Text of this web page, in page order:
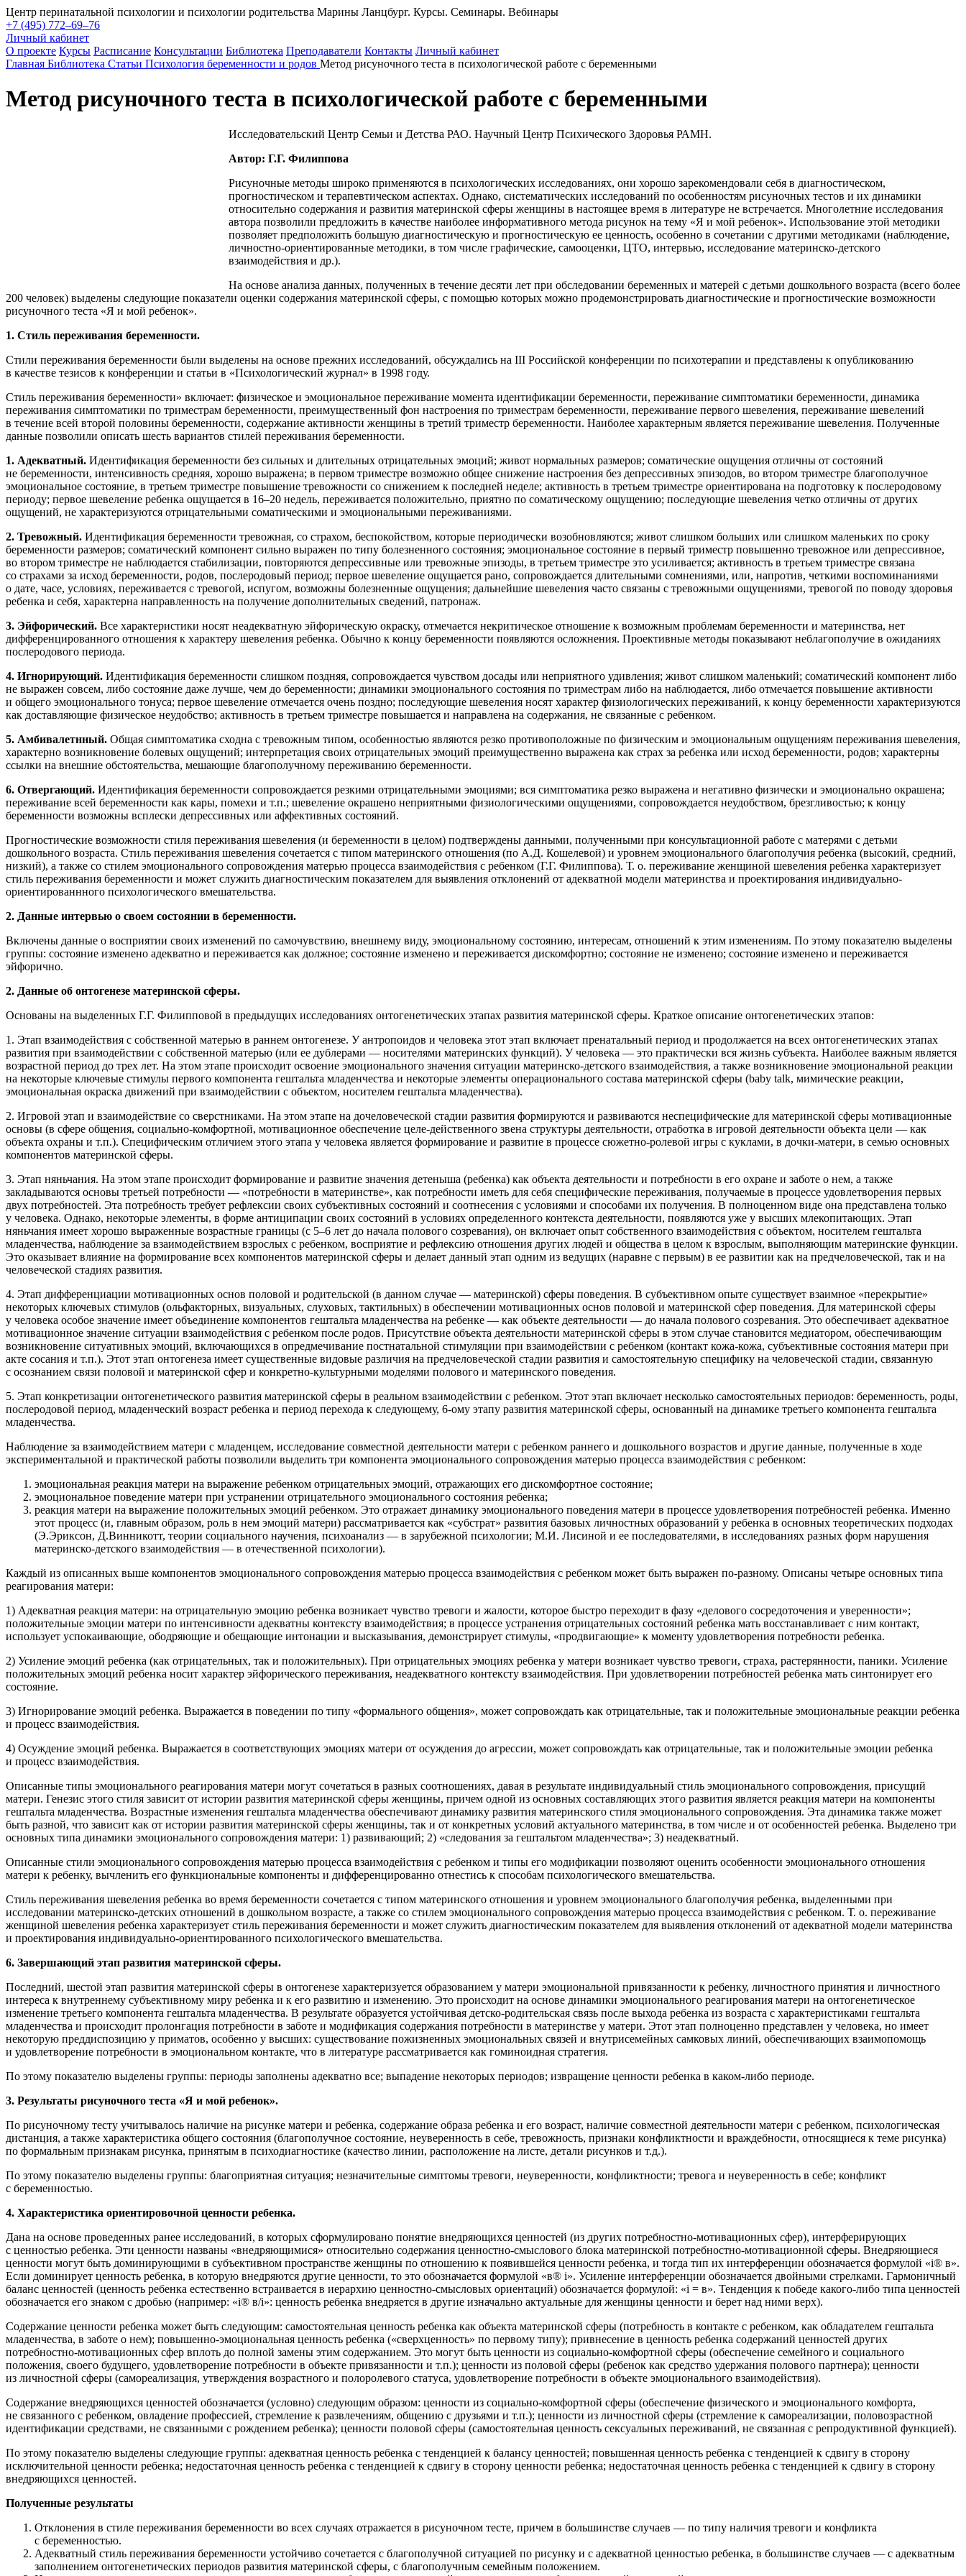
Центр перинатальной психологии и психологии родительства Марины Ланцбург. Курсы. Семинары. Вебинары
+7 (495) 772–69–76
Личный кабинет
О проекте Курсы Расписание Консультации Библиотека Преподаватели Контакты Личный кабинет
Главная Библиотека Статьи Психология беременности и родов Метод рисуночного теста в психологической работе с беременными
Метод рисуночного теста в психологической работе с беременными
Исследовательский Центр Семьи и Детства РАО. Научный Центр Психического Здоровья РАМН.
Автор: Г.Г. Филиппова
Рисуночные методы широко применяются в психологических исследованиях, они хорошо зарекомендовали себя в диагностическом,
прогностическом и терапевтическом аспектах. Однако, систематических исследований по особенностям рисуночных тестов и их динамики
относительно содержания и развития материнской сферы женщины в настоящее время в литературе не встречается. Многолетние исследования
автора позволили предложить в качестве наиболее информативного метода рисунок на тему «Я и мой ребенок». Использование этой методики
позволяет предположить большую диагностическую и прогностическую ее ценность, особенно в сочетании с другими методиками (наблюдение,
личностно-ориентированные методики, в том числе графические, самооценки, ЦТО, интервью, исследование материнско-детского
взаимодействия и др.).
На основе анализа данных, полученных в течение десяти лет при обследовании беременных и матерей с детьми дошкольного возраста (всего более
200 человек) выделены следующие показатели оценки содержания материнской сферы, с помощью которых можно продемонстрировать диагностические и прогностические возможности
рисуночного теста «Я и мой ребенок».
1. Стиль переживания беременности.
Стили переживания беременности были выделены на основе прежних исследований, обсуждались на III Российской конференции по психотерапии и представлены к опубликованию
в качестве тезисов к конференции и статьи в «Психологический журнал» в 1998 году.
Стиль переживания беременности» включает: физическое и эмоциональное переживание момента идентификации беременности, переживание симптоматики беременности, динамика
переживания симптоматики по триместрам беременности, преимущественный фон настроения по триместрам беременности, переживание первого шевеления, переживание шевелений
в течение всей второй половины беременности, содержание активности женщины в третий триместр беременности. Наиболее характерным является переживание шевеления. Полученные
данные позволили описать шесть вариантов стилей переживания беременности.
1. Адекватный. Идентификация беременности без сильных и длительных отрицательных эмоций; живот нормальных размеров; соматические ощущения отличны от состояний
не беременности, интенсивность средняя, хорошо выражена; в первом триместре возможно общее снижение настроения без депрессивных эпизодов, во втором триместре благополучное
эмоциональное состояние, в третьем триместре повышение тревожности со снижением к последней неделе; активность в третьем триместре ориентирована на подготовку к послеродовому
периоду; первое шевеление ребенка ощущается в 16–20 недель, переживается положительно, приятно по соматическому ощущению; последующие шевеления четко отличны от других
ощущений, не характеризуются отрицательными соматическими и эмоциональными переживаниями.
2. Тревожный. Идентификация беременности тревожная, со страхом, беспокойством, которые периодически возобновляются; живот слишком больших или слишком маленьких по сроку
беременности размеров; соматический компонент сильно выражен по типу болезненного состояния; эмоциональное состояние в первый триместр повышенно тревожное или депрессивное,
во втором триместре не наблюдается стабилизации, повторяются депрессивные или тревожные эпизоды, в третьем триместре это усиливается; активность в третьем триместре связана
со страхами за исход беременности, родов, послеродовый период; первое шевеление ощущается рано, сопровождается длительными сомнениями, или, напротив, четкими воспоминаниями
о дате, часе, условиях, переживается с тревогой, испугом, возможны болезненные ощущения; дальнейшие шевеления часто связаны с тревожными ощущениями, тревогой по поводу здоровья
ребенка и себя, характерна направленность на получение дополнительных сведений, патронаж.
3. Эйфорический. Все характеристики носят неадекватную эйфорическую окраску, отмечается некритическое отношение к возможным проблемам беременности и материнства, нет
дифференцированного отношения к характеру шевеления ребенка. Обычно к концу беременности появляются осложнения. Проективные методы показывают неблагополучие в ожиданиях
послеродового периода.
4. Игнорирующий. Идентификация беременности слишком поздняя, сопровождается чувством досады или неприятного удивления; живот слишком маленький; соматический компонент либо
не выражен совсем, либо состояние даже лучше, чем до беременности; динамики эмоционального состояния по триместрам либо на наблюдается, либо отмечается повышение активности
и общего эмоционального тонуса; первое шевеление отмечается очень поздно; последующие шевеления носят характер физиологических переживаний, к концу беременности характеризуются
как доставляющие физическое неудобство; активность в третьем триместре повышается и направлена на содержания, не связанные с ребенком.
5. Амбивалетнный. Общая симптоматика сходна с тревожным типом, особенностью являются резко противоположные по физическим и эмоциональным ощущениям переживания шевеления,
характерно возникновение болевых ощущений; интерпретация своих отрицательных эмоций преимущественно выражена как страх за ребенка или исход беременности, родов; характерны
ссылки на внешние обстоятельства, мешающие благополучному переживанию беременности.
6. Отвергающий. Идентификация беременности сопровождается резкими отрицательными эмоциями; вся симптоматика резко выражена и негативно физически и эмоционально окрашена;
переживание всей беременности как кары, помехи и т.п.; шевеление окрашено неприятными физиологическими ощущениями, сопровождается неудобством, брезгливостью; к концу
беременности возможны всплески депрессивных или аффективных состояний.
Прогностические возможности стиля переживания шевеления (и беременности в целом) подтверждены данными, полученными при консультационной работе с матерями с детьми
дошкольного возраста. Стиль переживания шевеления сочетается с типом материнского отношения (по А.Д. Кошелевой) и уровнем эмоционального благополучия ребенка (высокий, средний,
низкий), а также со стилем эмоционального сопровождения матерью процесса взаимодействия с ребенком (Г.Г. Филиппова). Т. о. переживание женщиной шевеления ребенка характеризует
стиль переживания беременности и может служить диагностическим показателем для выявления отклонений от адекватной модели материнства и проектирования индивидуально-
ориентированнного психологического вмешательства.
2. Данные интервью о своем состоянии в беременности.
Включены данные о восприятии своих изменений по самочувствию, внешнему виду, эмоциональному состоянию, интересам, отношений к этим изменениям. По этому показателю выделены
группы: состояние изменено адекватно и переживается как должное; состояние изменено и переживается дискомфортно; состояние не изменено; состояние изменено и переживается
эйфорично.
2. Данные об онтогенезе материнской сферы.
Основаны на выделенных Г.Г. Филипповой в предыдущих исследованиях онтогенетических этапах развития материнской сферы. Краткое описание онтогенетических этапов:
1. Этап взаимодействия с собственной матерью в раннем онтогенезе. У антропоидов и человека этот этап включает пренатальный период и продолжается на всех онтогенетических этапах
развития при взаимодействии с собственной матерью (или ее дублерами — носителями материнских функций). У человека — это практически вся жизнь субъекта. Наиболее важным является
возрастной период до трех лет. На этом этапе происходит освоение эмоционального значения ситуации материнско-детского взаимодействия, а также возникновение эмоциональной реакции
на некоторые ключевые стимулы первого компонента гештальта младенчества и некоторые элементы операционального состава материнской сферы (baby tаlk, мимические реакции,
эмоциональная окраска движений при взаимодействии с объектом, носителем гештальта младенчества).
2. Игровой этап и взаимодействие со сверстниками. На этом этапе на дочеловеческой стадии развития формируются и развиваются неспецифические для материнской сферы мотивационные
основы (в сфере общения, социально-комфортной, мотивационное обеспечение целе-действенного звена структуры деятельности, отработка в игровой деятельности объекта цели — как
объекта охраны и т.п.). Специфическим отличием этого этапа у человека является формирование и развитие в процессе сюжетно-ролевой игры с куклами, в дочки-матери, в семью основных
компонентов материнской сферы.
3. Этап няньчания. На этом этапе происходит формирование и развитие значения детеныша (ребенка) как объекта деятельности и потребности в его охране и заботе о нем, а также
закладываются основы третьей потребности — «потребности в материнстве», как потребности иметь для себя специфические переживания, получаемые в процессе удовлетворения первых
двух потребностей. Эта потребность требует рефлексии своих субъективных состояний и соотнесения с условиями и способами их получения. В полноценном виде она представлена только
у человека. Однако, некоторые элементы, в форме антиципации своих состояний в условиях определенного контекста деятельности, появляются уже у высших млекопитающих. Этап
няньчания имеет хорошо выраженные возрастные границы (с 5–6 лет до начала полового созревания), он включает опыт собственного взаимодействия с объектом, носителем гештальта
младенчества, наблюдение за взаимодействием взрослых с ребенком, восприятие и рефлексию отношения других людей и общества в целом к взрослым, выполняющим материнские функции.
Это оказывает влияние на формирование всех компонентов материнской сферы и делает данный этап одним из ведущих (наравне с первым) в ее развитии как на предчеловеческой, так и на
человеческой стадиях развития.
4. Этап дифференциации мотивационных основ половой и родительской (в данном случае — материнской) сферы поведения. В субъективном опыте существует взаимное «перекрытие»
некоторых ключевых стимулов (ольфакторных, визуальных, слуховых, тактильных) в обеспечении мотивационных основ половой и материнской сфер поведения. Для материнской сферы
у человека особое значение имеет объединение компонентов гештальта младенчества на ребенке — как объекте деятельности — до начала полового созревания. Это обеспечивает адекватное
мотивационное значение ситуации взаимодействия с ребенком после родов. Присутствие объекта деятельности материнской сферы в этом случае становится медиатором, обеспечивающим
возникновение ситуативных эмоций, включающихся в опредмечивание постнатальной стимуляции при взаимодействии с ребенком (контакт кожа-кожа, субъективные состояния матери при
акте сосания и т.п.). Этот этап онтогенеза имеет существенные видовые различия на предчеловеческой стадии развития и самостоятельную специфику на человеческой стадии, связанную
с осознанием связи половой и материнской сфер и конкретно-культурными моделями полового и материнского поведения.
5. Этап конкретизации онтогенетического развития материнской сферы в реальном взаимодействии с ребенком. Этот этап включает несколько самостоятельных периодов: беременность, роды,
послеродовой период, младенческий возраст ребенка и период перехода к следующему, 6-ому этапу развития материнской сферы, основанный на динамике третьего компонента гештальта
младенчества.
Наблюдение за взаимодействием матери с младенцем, исследование совместной деятельности матери с ребенком раннего и дошкольного возрастов и другие данные, полученные в ходе
экспериментальной и практической работы позволили выделить три компонента эмоционального сопровождения матерью процесса взаимодействия с ребенком:
эмоциональная реакция матери на выражение ребенком отрицательных эмоций, отражающих его дискомфортное состояние;
эмоциональное поведение матери при устранении отрицательного эмоционального состояния ребенка;
реакция матери на выражение положительных эмоций ребенком. Это отражает динамику эмоционального поведения матери в процессе удовлетворения потребностей ребенка. Именно
этот процесс (и, главным образом, роль в нем эмоций матери) рассматривается как «субстрат» развития базовых личностных образований у ребенка в основных теоретических подходах
(Э.Эриксон, Д.Винникотт, теории социального научения, психоанализ — в зарубежной психологии; М.И. Лисиной и ее последователями, в исследованиях разных форм нарушения
материнско-детского взаимодействия — в отечественной психологии).
Каждый из описанных выше компонентов эмоционального сопровождения матерью процесса взаимодействия с ребенком может быть выражен по-разному. Описаны четыре основных типа
реагирования матери:
1) Адекватная реакция матери: на отрицательную эмоцию ребенка возникает чувство тревоги и жалости, которое быстро переходит в фазу «делового сосредоточения и уверенности»;
положительные эмоции матери по интенсивности адекватны контексту взаимодействия; в процессе устранения отрицательных состояний ребенка мать восстанавливает с ним контакт,
использует успокаивающие, ободряющие и обещающие интонации и высказывания, демонстрирует стимулы, «продвигающие» к моменту удовлетворения потребности ребенка.
2) Усиление эмоций ребенка (как отрицательных, так и положительных). При отрицательных эмоциях ребенка у матери возникает чувство тревоги, страха, растерянности, паники. Усиление
положительных эмоций ребенка носит характер эйфорического переживания, неадекватного контексту взаимодействия. При удовлетворении потребностей ребенка мать синтонирует его
состояние.
3) Игнорирование эмоций ребенка. Выражается в поведении по типу «формального общения», может сопровождать как отрицательные, так и положительные эмоциональные реакции ребенка
и процесс взаимодействия.
4) Осуждение эмоций ребенка. Выражается в соответствующих эмоциях матери от осуждения до агрессии, может сопровождать как отрицательные, так и положительные эмоции ребенка
и процесс взаимодействия.
Описанные типы эмоционального реагирования матери могут сочетаться в разных соотношениях, давая в результате индивидуальный стиль эмоционального сопровождения, присущий
матери. Генезис этого стиля зависит от истории развития материнской сферы женщины, причем одной из основных составляющих этого развития является реакция матери на компоненты
гештальта младенчества. Возрастные изменения гештальта младенчества обеспечивают динамику развития материнского стиля эмоционального сопровождения. Эта динамика также может
быть разной, что зависит как от истории развития материнской сферы женщины, так и от конкретных условий актуального материнства, в том числе и от особенностей ребенка. Выделено три
основных типа динамики эмоционального сопровождения матери: 1) развивающий; 2) «следования за гештальтом младенчества»; 3) неадекватный.
Описанные стили эмоционального сопровождения матерью процесса взаимодействия с ребенком и типы его модификации позволяют оценить особенности эмоционального отношения
матери к ребенку, вычленить его функциональные компоненты и дифференцированно отнестись к способам психологического вмешательства.
Стиль переживания шевеления ребенка во время беременности сочетается с типом материнского отношения и уровнем эмоционального благополучия ребенка, выделенными при
исследовании материнско-детских отношений в дошкольном возрасте, а также со стилем эмоционального сопровождения матерью процесса взаимодействия с ребенком. Т. о. переживание
женщиной шевеления ребенка характеризует стиль переживания беременности и может служить диагностическим показателем для выявления отклонений от адекватной модели материнства
и проектирования индивидуально-ориентированного психологического вмешательства.
6. Завершающий этап развития материнской сферы.
Последний, шестой этап развития материнской сферы в онтогенезе характеризуется образованием у матери эмоциональной привязанности к ребенку, личностного принятия и личностного
интереса к внутреннему субъективному миру ребенка и к его развитию и изменению. Это происходит на основе динамики эмоционального реагирования матери на онтогенетическое
изменение третьего компонента гештальта младенчества. В результате образуется устойчивая детско-родительская связь после выхода ребенка из возраста с характеристиками гештальта
младенчества и происходит пролонгация потребности в заботе и модификация содержания потребности в материнстве у матери. Этот этап полноценно представлен у человека, но имеет
некоторую преддиспозицию у приматов, особенно у высших: существование пожизненных эмоциональных связей и внутрисемейных самковых линий, обеспечивающих взаимопомощь
и удовлетворение потребности в эмоциональном контакте, что в литературе рассматривается как гоминоидная стратегия.
По этому показателю выделены группы: периоды заполнены адекватно все; выпадение некоторых периодов; извращение ценности ребенка в каком-либо периоде.
3. Результаты рисуночного теста «Я и мой ребенок».
По рисуночному тесту учитывалось наличие на рисунке матери и ребенка, содержание образа ребенка и его возраст, наличие совместной деятельности матери с ребенком, психологическая
дистанция, а также характеристика общего состояния (благополучное состояние, неуверенность в себе, тревожность, признаки конфликтности и враждебности, относящиеся к теме рисунка)
по формальным признакам рисунка, принятым в психодиагностике (качество линии, расположение на листе, детали рисунков и т.д.).
По этому показателю выделены группы: благоприятная ситуация; незначительные симптомы тревоги, неуверенности, конфликтности; тревога и неуверенность в себе; конфликт
с беременностью.
4. Характеристика ориентировочной ценности ребенка.
Дана на основе проведенных ранее исследований, в которых сформулировано понятие внедряющихся ценностей (из других потребностно-мотивационных сфер), интерферирующих
с ценностью ребенка. Эти ценности названы «внедряющимися» относительно содержания ценностно-смыслового блока материнской потребностно-мотивационной сферы. Внедряющиеся
ценности могут быть доминирующими в субъективном пространстве женщины по отношению к появившейся ценности ребенка, и тогда тип их интерференции обозначается формулой «i® в».
Если доминирует ценность ребенка, в которую внедряются другие ценности, то это обозначается формулой «в® i». Усиление интерференции обозначается двойными стрелками. Гармоничный
баланс ценностей (ценность ребенка естественно встраивается в иерархию ценностно-смысловых ориентаций) обозначается формулой: «i = в». Тенденция к победе какого-либо типа ценностей
обозначается его знаком с дробью (например: «i® в/i»: ценность ребенка внедряется в другие изначально актуальные для женщины ценности и берет над ними верх).
Содержание ценности ребенка может быть следующим: самостоятельная ценность ребенка как объекта материнской сферы (потребность в контакте с ребенком, как обладателем гештальта
младенчества, в заботе о нем); повышенно-эмоциональная ценность ребенка («сверхценность» по первому типу); привнесение в ценность ребенка содержаний ценностей других
потребностно-мотивационных сфер вплоть до полной замены этим содержанием. Это могут быть ценности из социально-комфортной сферы (обеспечение семейного и социального
положения, своего будущего, удовлетворение потребности в объекте привязанности и т.п.); ценности из половой сферы (ребенок как средство удержания полового партнера); ценности
из личностной сферы (самореализация, утверждения возрастного и полоролевого статуса, удовлетворение потребности в объекте эмоционального взаимодействия).
Содержание внедряющихся ценностей обозначается (условно) следующим образом: ценности из социально-комфортной сферы (обеспечение физического и эмоционального комфорта,
не связанного с ребенком, овладение профессией, стремление к развлечениям, общению с друзьями и т.п.); ценности из личностной сферы (стремление к самореализации, половозрастной
идентификации средствами, не связанными с рождением ребенка); ценности половой сферы (самостоятельная ценность сексуальных переживаний, не связанная с репродуктивной функцией).
По этому показателю выделены следующие группы: адекватная ценность ребенка с тенденцией к балансу ценностей; повышенная ценность ребенка с тенденцией к сдвигу в сторону
исключительной ценности ребенка; недостаточная ценность ребенка с тенденцией к сдвигу в сторону ценности ребенка; недостаточная ценность ребенка с тенденцией к сдвигу в сторону
внедряющихся ценностей.
Полученные результаты
Отклонения в стиле переживания беременности во всех случаях отражается в рисуночном тесте, причем в большинстве случаев — по типу наличия тревоги и конфликта
с беременностью.
Адекватный стиль переживания беременности устойчиво сочетается с благополучной ситуацией по рисунку и с адекватной ценностью ребенка, в большинстве случаев — с адекватным
заполнением онтогенетических периодов развития материнской сферы, с благополучным семейным положением.